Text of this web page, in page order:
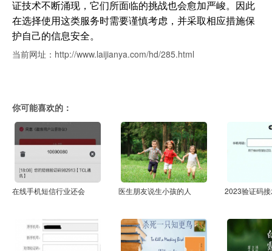
证技术不断涌现，它们所面临的挑战也会愈加严峻。因此
在选择使用这类服务时需要谨慎考虑，并采取相应措施保
护自己的信息安全。
当前网址：http://www.laijianya.com/hd/285.html
你可能喜欢的：
在线手机短信行业还会 医生朋友说生小孩的人 2023验证码